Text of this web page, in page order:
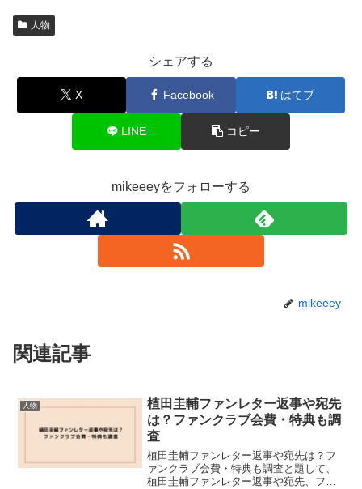
人物
シェアする
X Facebook はてブ
LINE コピー
mikeeeyをフォローする
mikeeey
関連記事
人物
植田圭輔ファンレター返事や宛先
は？ファンクラブ会費・特典も調
査
植田圭輔ファンレター返事や宛先は？フ
ァンクラブ会費・特典も調査と題して、
植田圭輔ファンレター返事や宛先、ファ